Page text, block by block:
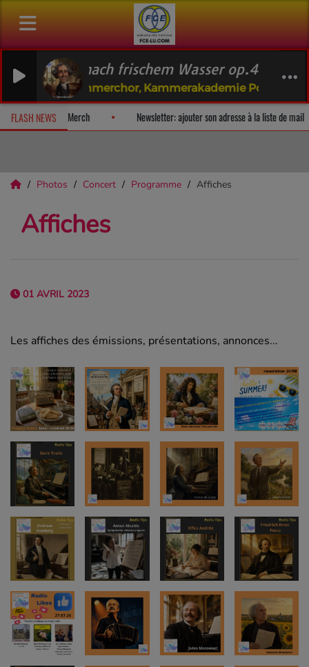
nach frischem Wasser op.42 (Psalm 42)
Kammerakademie Potsdam
FLASH NEWS
surprise! Fan Releases & Merch Newsletter: ajouter son
Photos Concert Programme Affiches
Affiches
01 AVRIL 2023
Les affiches des émissions, présentations, annonces...